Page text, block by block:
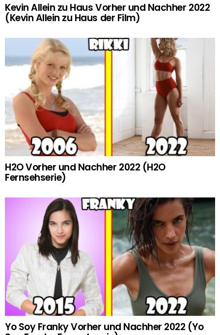
Kevin Allein zu Haus Vorher und Nachher 2022
(Kevin Allein zu Haus der Film)
H2O Vorher und Nachher 2022 (H2O
Fernsehserie)
Yo Soy Franky Vorher und Nachher 2022 (Yo